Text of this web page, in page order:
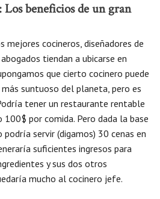
Los beneficios de un gran
mejores cocineros, diseñadores de
tiendan a ubicarse en
que cierto cocinero puede
suntuoso del planeta, pero es
tener un restaurante rentable
100$ por comida. Pero dada la base
servir (digamos) 30 cenas en
suficientes ingresos para
y sus dos otros
mucho al cocinero jefe.